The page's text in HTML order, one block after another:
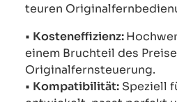
teuren
• Kosteneffizienz:
einem Bruchteil des
Originalfernsteuerung.
• Kompatibilität: Speziell